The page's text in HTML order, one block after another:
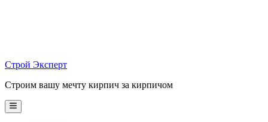
Строй Эксперт
Строим вашу мечту кирпич за кирпичом
Main
Menu